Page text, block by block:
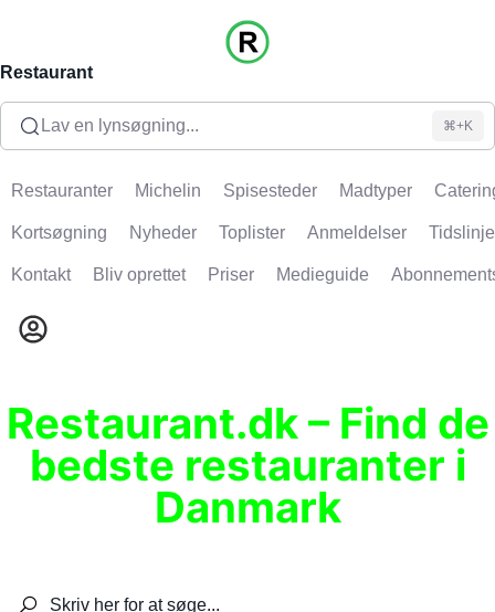
Restaurant
Lav en lynsøgning... ⌘+K
Restauranter Michelin Spisesteder Madtyper
Kortsøgning Nyheder Toplister Anmeldelser Tidslinje
Kontakt Bliv oprettet Priser Medieguide
Restaurant.dk – Find de
bedste restauranter i
Danmark